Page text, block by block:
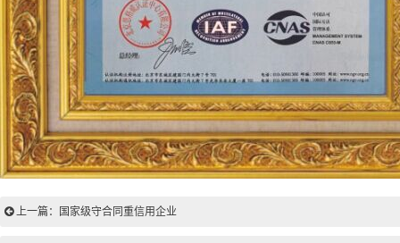
上一篇：国家级守合同重信用企业